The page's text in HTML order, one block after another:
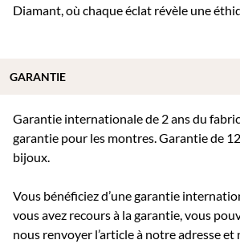
Diamant, où chaque éclat révèle une
Garantie internationale de 2 ans du
garantie pour les montres. Garantie de
bijoux.
Vous bénéficiez d’une garantie
vous avez recours à la garantie, vous
nous renvoyer l’article à notre adresse et
GARANTIE